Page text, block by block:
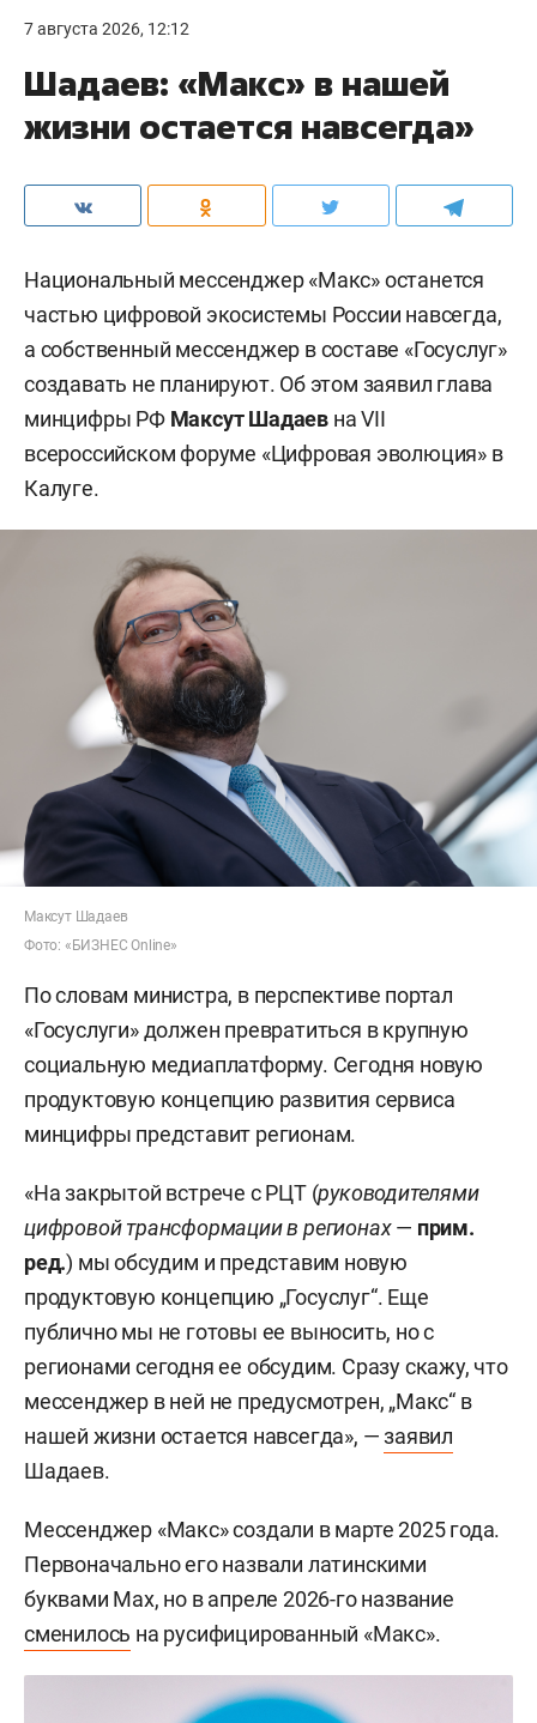
7 августа 2026, 12:12
Шадаев: «Макс» в нашей
жизни остается навсегда»
Национальный мессенджер «Макс» останется
частью цифровой экосистемы России навсегда,
а собственный мессенджер в составе «Госуслуг»
создавать не планируют. Об этом заявил глава
минцифры РФ Максут Шадаев на VII
всероссийском форуме «Цифровая эволюция» в
Калуге.
Максут Шадаев
Фото: «БИЗНЕС Online»
По словам министра, в перспективе портал
«Госуслуги» должен превратиться в крупную
социальную медиаплатформу. Сегодня новую
продуктовую концепцию развития сервиса
минцифры представит регионам.
«На закрытой встрече с РЦТ (руководителями
цифровой трансформации в регионах— прим.
ред.) мы обсудим и представим новую
продуктовую концепцию „Госуслуг“. Еще
публично мы не готовы ее выносить, но с
регионами сегодня ее обсудим. Сразу скажу, что
мессенджер в ней не предусмотрен, „Макс“ в
нашей жизни остается навсегда», —заявил
Шадаев.
Мессенджер «Макс» создали в марте 2025 года.
Первоначально его назвали латинскими
буквами Max, но в апреле 2026-го название
сменилось на русифицированный «Макс».